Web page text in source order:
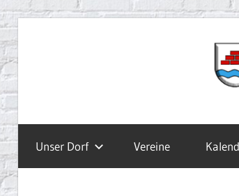
Zum
springen Ziegelbach.de
Unser Dorf Vereine